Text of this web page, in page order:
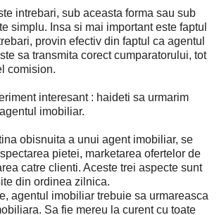
intrebari, sub aceasta forma sau sub
simplu. Insa si mai important este faptul
provin efectiv din faptul ca agentul
sa transmita corect cumparatorului, tot
comision.
interesant : haideti sa urmarim
imobiliar.
obisnuita a unui agent imobiliar, se
pietei, marketarea ofertelor de
catre clienti. Aceste trei aspecte sunt
din ordinea zilnica.
agentul imobiliar trebuie sa urmareasca
Sa fie mereu la curent cu toate